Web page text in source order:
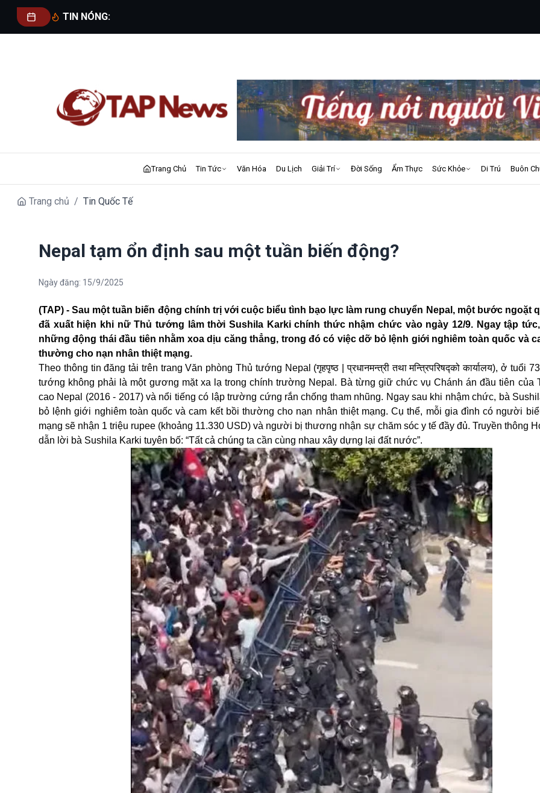
TIN NÓNG:
Trang Chủ Tin Tức Văn Hóa Du Lịch Giải Trí Đời Sống Ẩm Thực Sức Khỏe Di Trú Buôn
Trang chủ / Tin Quốc Tế
Nepal tạm ổn định sau một tuần biến động?
Ngày đăng: 15/9/2025
(TAP) - Sau một tuần biến động chính trị với cuộc biểu tình bạo lực làm rung chuyển Nepal, một bước ngoặt
đã xuất hiện khi nữ Thủ tướng lâm thời Sushila Karki chính thức nhậm chức vào ngày 12/9. Ngay tập
những động thái đầu tiên nhằm xoa dịu căng thẳng, trong đó có việc dỡ bỏ lệnh giới nghiêm toàn quốc và
thường cho nạn nhân thiệt mạng.
Theo thông tin đăng tải trên trang Văn phòng Thủ tướng Nepal (गृहपृष्ठ | प्रधानमन्त्री तथा मन्त्रिपरिषद्को कार्यालय), ở tuổi
tướng không phải là một gương mặt xa lạ trong chính trường Nepal. Bà từng giữ chức vụ Chánh án đầu tiên của
cao Nepal (2016 - 2017) và nổi tiếng có lập trường cứng rắn chống tham nhũng. Ngay sau khi nhậm chức, bà
bỏ lệnh giới nghiêm toàn quốc và cam kết bồi thường cho nạn nhân thiệt mạng. Cụ thể, mỗi gia đình có người
mạng sẽ nhận 1 triệu rupee (khoảng 11.330 USD) và người bị thương nhận sự chăm sóc y tế đầy đủ. Truyền thông
dẫn lời bà Sushila Karki tuyên bố: “Tất cả chúng ta cần cùng nhau xây dựng lại đất nước”.